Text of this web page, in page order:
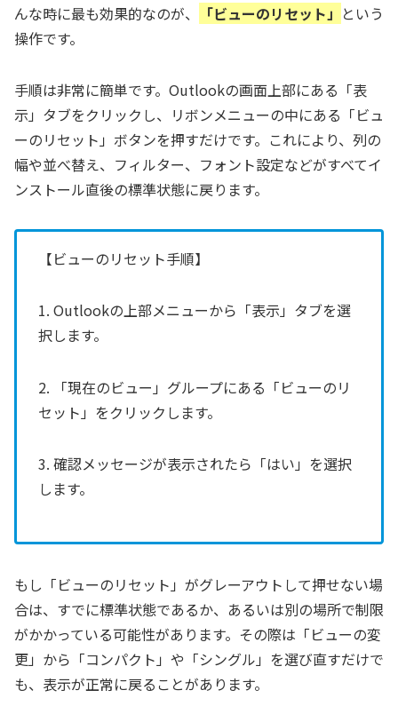
んな時に最も効果的なのが、
「ビューのリセット」 という
操作です。
手順は非常に簡単です。Outlookの画面上部にある「表
示」タブをクリックし、リボンメニューの中にある「ビュ
ーのリセット」ボタンを押すだけです。これにより、列の
幅や並べ替え、フィルター、フォント設定などがすべてイ
ンストール直後の標準状態に戻ります。
【ビューのリセット手順】
1. Outlookの上部メニューから「表示」タブを選
択します。
2. 「現在のビュー」グループにある「ビューのリ
セット」をクリックします。
3. 確認メッセージが表示されたら「はい」を選択
します。
もし「ビューのリセット」がグレーアウトして押せない場
合は、すでに標準状態であるか、あるいは別の場所で制限
がかかっている可能性があります。その際は「ビューの変
更」から「コンパクト」や「シングル」を選び直すだけで
も、表示が正常に戻ることがあります。